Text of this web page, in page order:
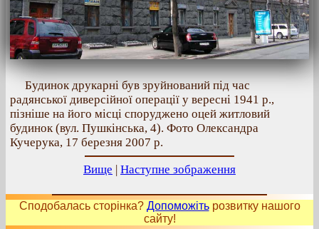
Будинок друкарні був зруйнований під час
радянської диверсійної операції у вересні 1941 р.,
пізніше на його місці споруджено оцей житловий
будинок (вул. Пушкінська, 4). Фото Олександра
Кучерука, 17 березня 2007 р.
Вище | Наступне зображення
Сподобалась сторінка? Допоможітьрозвитку нашого
сайту!